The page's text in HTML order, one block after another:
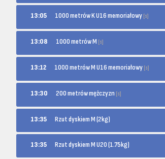
13:05 1000 metrów K U16 memoriałowy [s]
13:08 1000 metrów M [s]
13:12 1000 metrów M U16 memoriałowy [s]
13:30 200 metrów mężczyzn [s]
13:35 Rzut dyskiem M (2kg)
13:35 Rzut dyskiem M U20 (1.75kg)